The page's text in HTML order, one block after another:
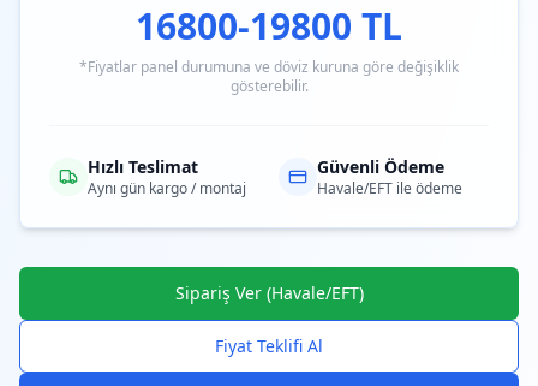
16800-19800 TL
*Fiyatlar panel durumuna ve döviz kuruna göre değişiklik
gösterebilir.
Hızlı Teslimat
Aynı gün kargo / montaj
Güvenli Ödeme
Havale/EFT ile ödeme
Sipariş Ver (Havale/EFT)
Fiyat Teklifi Al